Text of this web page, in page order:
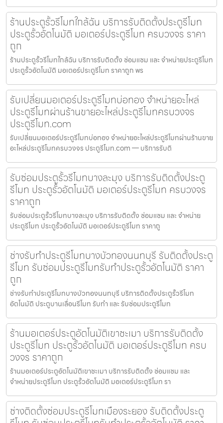
ร้านประตูรั้วรีโมทใกล้ฉัน บริการรับติดตั้งประตูรีโมท
ประตูรั้วอัตโนมัติ มอเตอร์ประตูรีโมท ครบวงจร ราคา
ถูก
ร้านประตูรั้วรีโมทใกล้ฉัน บริการรับติดตั้ง ซ่อมแซม และ จำหน่ายประตูรีโมท
ประตูรั้วอัตโนมัติ มอเตอร์ประตูรีโมท ราคาถูก พร
รับเปลี่ยนมอเตอร์ประตูรีโมทบ่อทอง จำหน่ายอะไหล่
ประตูรีโมทผ่านร้านขายอะไหล่ประตูรีโมทครบวงจร
ประตูรีโมท.com
รับเปลี่ยนมอเตอร์ประตูรีโมทบ่อทอง จำหน่ายอะไหล่ประตูรีโมทผ่านร้านขาย
อะไหล่ประตูรีโมทครบวงจร ประตูรีโมท.com — บริการรับติ
รับซ่อมประตูรั้วรีโมทบางละมุง บริการรับติดตั้งประตู
รีโมท ประตูรั้วอัตโนมัติ มอเตอร์ประตูรีโมท ครบวงจร
ราคาถูก
รับซ่อมประตูรั้วรีโมทบางละมุง บริการรับติดตั้ง ซ่อมแซม และ จำหน่าย
ประตูรีโมท ประตูรั้วอัตโนมัติ มอเตอร์ประตูรีโมท ราคาถู
ช่างรับทำประตูรีโมทบางบัวทองนนทบุรี รับติดตั้งประตู
รีโมท รับซ่อมประตูรีโมทรับทำประตูรั้วอัตโนมัติ ราคา
ถูก
ช่างรับทำประตูรีโมทบางบัวทองนนทบุรี บริการติดตั้งประตูรั้วรีโมท
อัตโนมัติ ประตูบานเลื่อนรีโมท รับทำ และ รับซ่อมประตูรีโมท
ร้านมอเตอร์ประตูอัตโนมัติเขาชะเมา บริการรับติดตั้ง
ประตูรีโมท ประตูรั้วอัตโนมัติ มอเตอร์ประตูรีโมท ครบ
วงจร ราคาถูก
ร้านมอเตอร์ประตูอัตโนมัติเขาชะเมา บริการรับติดตั้ง ซ่อมแซม และ
จำหน่ายประตูรีโมท ประตูรั้วอัตโนมัติ มอเตอร์ประตูรีโมท รา
ช่างติดตั้งซ่อมประตูรีโมทเมืองระยอง รับติดตั้งประตู